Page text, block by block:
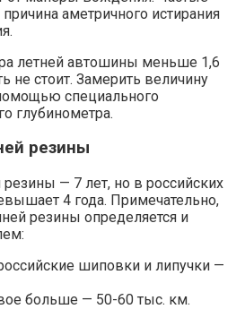
аметричного истирания
летней автошины меньше 1,6
не стоит. Замерить величину
специального
глубинометра.
резины
— 7 лет, но в российских
4 года. Примечательно,
резины определяется и
шиповки и липучки —
больше — 50-60 тыс. км.